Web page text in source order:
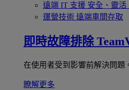
遠端 IT 支援 安全、靈活
運營技術 遠端車間存取
即時故障排除
在使用者受到影響前解決問題
瞭解更多